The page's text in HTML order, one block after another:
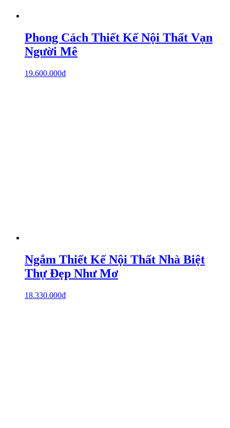
Phong Cách Thiết Kế Nội Thất Vạn
Người Mê
19.600.000₫
Ngắm Thiết Kế Nội Thất Nhà Biệt
Thự Đẹp Như Mơ
18.330.000₫